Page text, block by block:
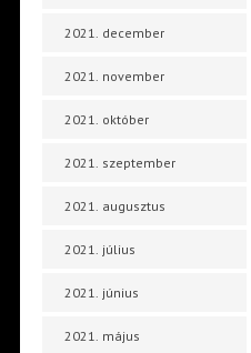
2021. december
2021. november
2021. október
2021. szeptember
2021. augusztus
2021. július
2021. június
2021. május